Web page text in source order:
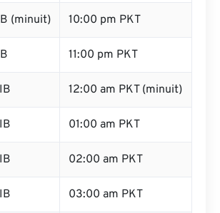
(minuit) 10:00 pm PKT
11:00 pm PKT
12:00 am PKT (minuit)
01:00 am PKT
02:00 am PKT
03:00 am PKT